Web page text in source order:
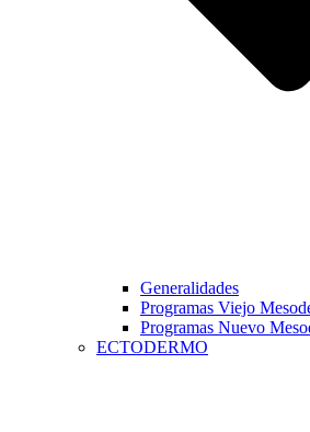
Generalidades
Programas Viejo
Programas Nuevo
ECTODERMO